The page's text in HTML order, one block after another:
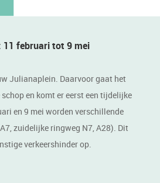
11 februari tot 9 mei
Julianaplein. Daarvoor gaat het
en komt er eerst een tijdelijke
en 9 mei worden verschillende
zuidelijke ringweg N7, A28). Dit
verkeershinder op.